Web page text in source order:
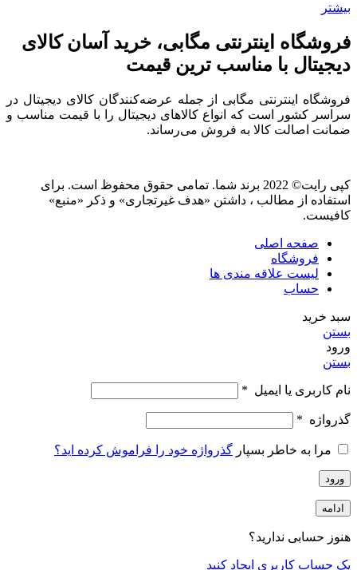
بیشتر
فروشگاه اینترنتی مگابی، خرید آسان کالای
دیجیتال با مناسب ترین قیمت
فروشگاه اینترنتی مگابی از جمله عرضه‌کنندگان کالای دیجیتال در
سراسر کشور است که انواع کالاهای دیجیتال را با قیمت مناسب و
ضمانت اصالت کالا به فروش می‌رساند.
کپی رایت© 2022 برند شما. تمامی حقوق محفوظ است. برای
استفاده از مطالب ، داشتن «هدف غیرتجاری» و ذکر «منبع»
کافیست.
صفحه اصلی
فروشگاه
لیست علاقه مندی ها
حساب
سبد خرید
بستن
ورود
بستن
نام کاربری یا ایمیل *
گذرواژه *
مرا به خاطر بسپار گذرواژه خود را فراموش کرده اید؟
ورود
ادامه
هنوز حسابی ندارید؟
یک حساب کاربری ایجاد کنید